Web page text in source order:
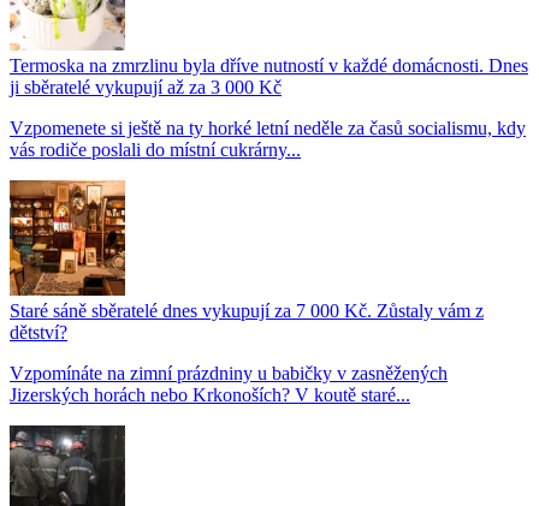
Termoska na zmrzlinu byla dříve nutností v každé domácnosti. Dnes
ji sběratelé vykupují až za 3 000 Kč
Vzpomenete si ještě na ty horké letní neděle za časů socialismu, kdy
vás rodiče poslali do místní cukrárny...
Staré sáně sběratelé dnes vykupují za 7 000 Kč. Zůstaly vám z
dětství?
Vzpomínáte na zimní prázdniny u babičky v zasněžených
Jizerských horách nebo Krkonoších? V koutě staré...